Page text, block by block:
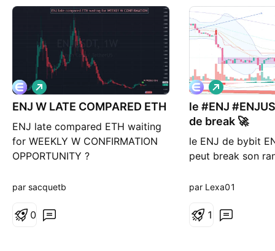
ENJ W LATE COMPARED ETH
ENJ late compared ETH waiting
for WEEKLY W CONFIRMATION
OPPORTUNITY ?
L
o
n
par sacquetb
0
le #ENJ
de break 🚀
le ENJ de bybit
peut break son
donc pas sur
bien sur tout
L
o
n
par Lexa01
1